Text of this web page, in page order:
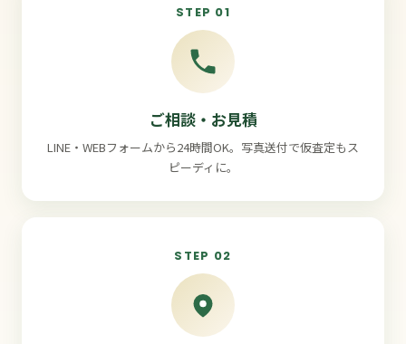
STEP 01
ご相談・お見積
LINE・WEBフォームから24時間OK。写真送付で仮査定もス
ピーディに。
STEP 02